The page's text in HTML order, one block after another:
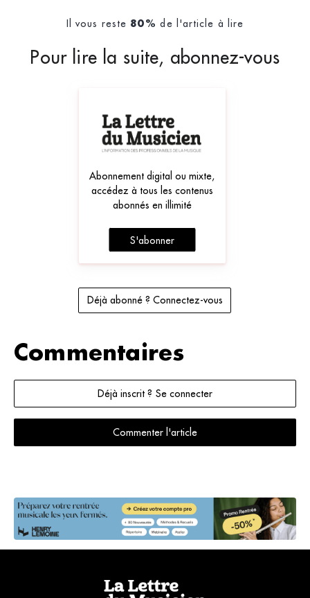
Il vous reste 80% de l'article à lire
Pour lire la suite, abonnez-vous
Abonnement digital ou mixte,
accédez à tous les contenus
abonnés en illimité
S'abonner
Déjà abonné ? Connectez-vous
Commentaires
Déjà inscrit ? Se connecter
Commenter l'article